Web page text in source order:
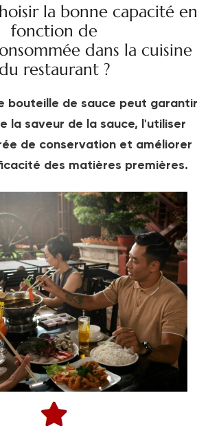
de
dédouanement ?
PRB est également
un expert export
sur lequel vous
pouvez compter.
la bonne capacité en
fonction de
dans la cuisine
restaurant ?
bouteille de sauce peut garantir
la saveur de la sauce, l'utiliser
de conservation et améliorer
des matières premières.